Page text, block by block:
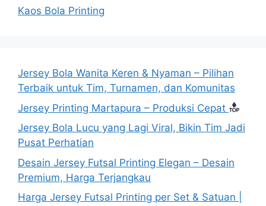
Kaos Bola Printing
Jersey Bola Wanita Keren & Nyaman – Pilihan
Terbaik untuk Tim, Turnamen, dan Komunitas
Jersey Printing Martapura – Produksi Cepat
Jersey Bola Lucu yang Lagi Viral, Bikin Tim Jadi
Pusat Perhatian
Desain Jersey Futsal Printing Elegan – Desain
Premium, Harga Terjangkau
Harga Jersey Futsal Printing per Set & Satuan |